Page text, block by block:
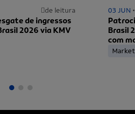
de leitura
de ingressos
2026 via KMV
03 JUN
Brasil
com